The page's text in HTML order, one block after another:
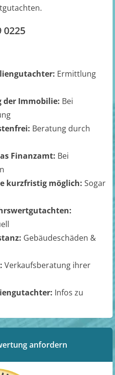
0225
Ermittlung
der Immobilie: Bei
Beratung durch
Finanzamt: Bei
kurzfristig möglich: Sogar
Gebäudeschäden &
Verkaufsberatung ihrer
Infos zu
anfordern